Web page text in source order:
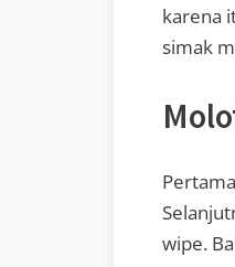
karena
simak
wipe.